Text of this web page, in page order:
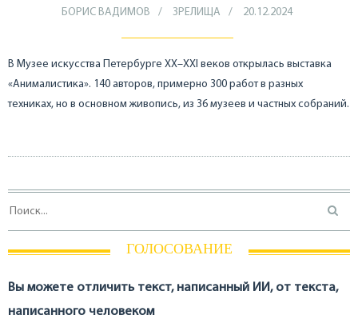
БОРИС ВАДИМОВ ЗРЕЛИЩА 20.12.2024
В Музее искусства Петербурге XX–XXI веков открылась выставка
«Анималистика». 140 авторов, примерно 300 работ в разных
техниках, но в основном живопись, из 36 музеев и частных собраний.
ГОЛОСОВАНИЕ
Вы можете отличить текст, написанный ИИ, от текста,
написанного человеком